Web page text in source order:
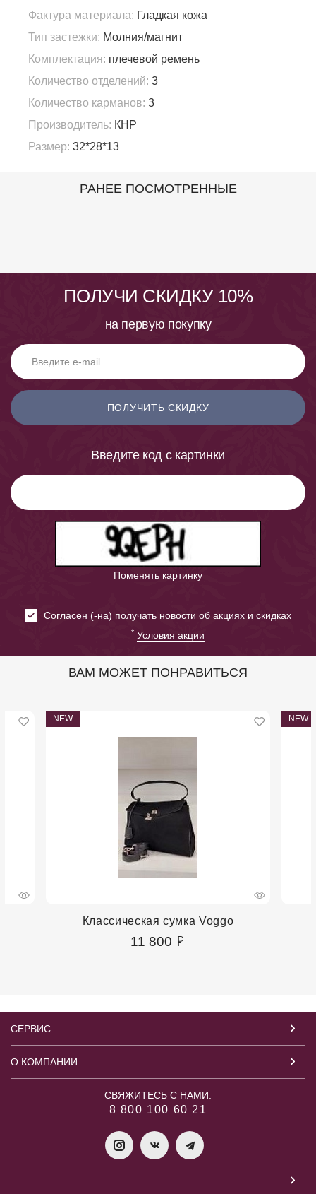
Фактура материала: Гладкая кожа
Тип застежки: Молния/магнит
Комплектация: плечевой ремень
Количество отделений: 3
Количество карманов: 3
Производитель: КНР
Размер: 32*28*13
РАНЕЕ ПОСМОТРЕННЫЕ
ПОЛУЧИ СКИДКУ 10%
на первую покупку
ПОЛУЧИТЬ СКИДКУ
Введите код с картинки
Поменять картинку
Cогласен (-на) получать новости об акциях и скидках
* Условия акции
ВАМ МОЖЕТ ПОНРАВИТЬСЯ
NEW
Классическая сумка Voggo
11 800
NEW
СЕРВИС
О КОМПАНИИ
СВЯЖИТЕСЬ С НАМИ:
8 800 100 60 21